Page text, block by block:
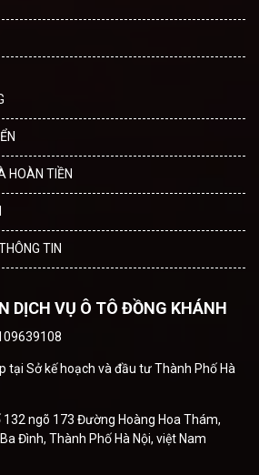
HOÀN TIỀN
TIN
DỊCH VỤ Ô TÔ ĐỒNG KHÁNH
tại Sở kế hoạch và đầu tư Thành Phố Hà
132 ngõ 173 Đường Hoàng Hoa Thám,
Đình, Thành Phố Hà Nội, việt Nam